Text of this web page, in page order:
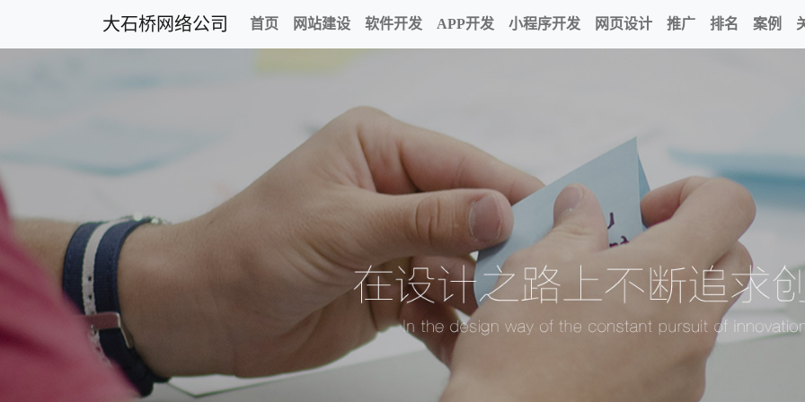
大石桥网络公司 首页 网站建设 软件开发 APP开发 小程序开发 网页设计 推广 排名 案例